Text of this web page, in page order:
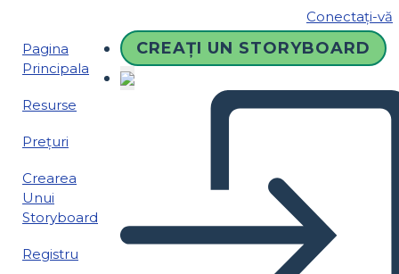
Conectați-vă
Pagina
Principala
Resurse
Prețuri
Crearea
Unui
Storyboard
Registru
CREAȚI UN STORYBOARD